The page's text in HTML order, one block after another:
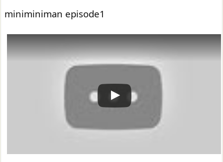
miniminiman episode1
この動画を YouTube で視聴